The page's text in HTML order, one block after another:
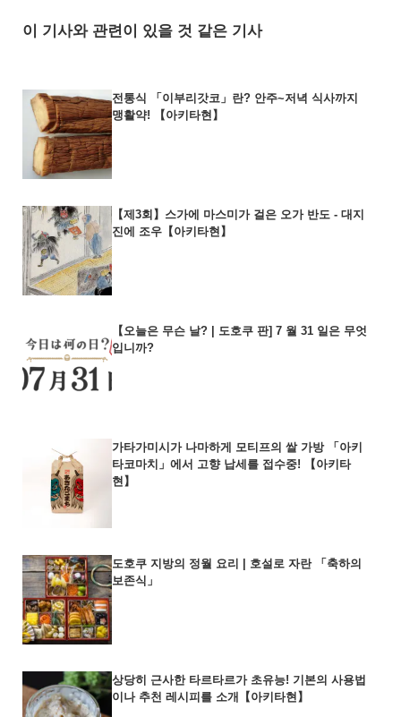
이 기사와 관련이 있을 것 같은 기사
전통식 「이부리갓코」란? 안주~저녁 식사까지
맹활약! 【아키타현】
【제3회】스가에 마스미가 걸은 오가 반도 - 대지
진에 조우【아키타현】
【오늘은 무슨 날? | 도호쿠 판] 7 월 31 일은 무엇
입니까?
가타가미시가 나마하게 모티프의 쌀 가방 「아키
타코마치」에서 고향 납세를 접수중! 【아키타
현】
도호쿠 지방의 정월 요리 | 호설로 자란 「축하의
보존식」
상당히 근사한 타르타르가 초유능! 기본의 사용법
이나 추천 레시피를 소개【아키타현】